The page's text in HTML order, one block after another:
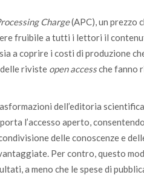
Charge(APC), un prezzo
fruibile a tutti i lettori il
a coprire i costi di produzione
delle riviste open accessche fanno
dell’editoria
l’accesso aperto,
delle conoscenze e
Per contro, questo
a meno che le spese di